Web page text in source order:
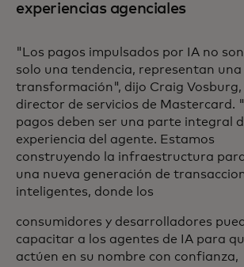
experiencias agenciales
"Los pagos impulsados por IA no son
solo una tendencia, representan una
transformación", dijo Craig Vosburg,
director de servicios de Mastercard.
pagos deben ser una parte integral
experiencia del agente. Estamos
construyendo la infraestructura
una nueva generación de
inteligentes, donde los
consumidores y desarrolladores
capacitar a los agentes de IA para
actúen en su nombre con confianza,